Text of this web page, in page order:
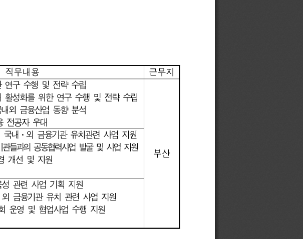
직무내용 근무지
연구 수행 및 전략
수립
를 위한 연구 수행 및 전략
수립
금융산업 동향
분석
우대
부산
국내 . 외금융기관 유치관련 사업
지원
공동협력사업 및 사업
개선 및 지원
관련 사업 기획
지원
외금융기관 유치 관련 사업
지원
운영 및협업사업 수행
지원